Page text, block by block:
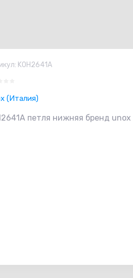
K0H2641A
(Италия)
петля нижняя бренд unox